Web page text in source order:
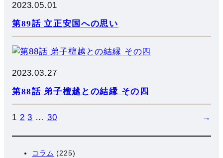
2023.05.01
第89話 立正安国への思い
2023.03.27
第88話 弟子檀越との結縁 その四
1 2 3 … 30 →
コラム (225)